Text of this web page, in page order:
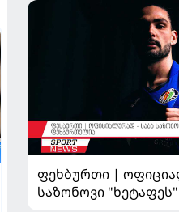
ფეხბურთი |
საზონოვი